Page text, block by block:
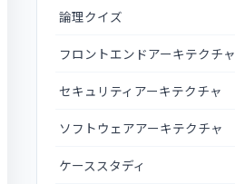
論理クイズ
フロントエンドアーキテクチャ
セキュリティアーキテクチャ
ソフトウェアアーキテクチャ
ケーススタディ